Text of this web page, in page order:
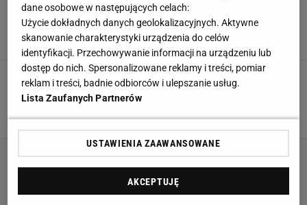
Zaginiony w Tokio sztangista został
odnaleziony. Wpadł na dworcu kolejowym
Cezary Kawecki,20 LIPCA 2021, 16:47
Koszykówka 3x3. Reprezentacja Polski zaczyna
walkę o awans na igrzyska. Gdzie i kiedy
oglądać mecze?
Cezary Kawecki,26 MAJA 2021, 13:40
dane osobowe w następujących celach:
Użycie dokładnych danych geolokalizacyjnych. Aktywne
skanowanie charakterystyki urządzenia do celów
identyfikacji. Przechowywanie informacji na urządzeniu lub
dostęp do nich. Spersonalizowane reklamy i treści, pomiar
reklam i treści, badnie odbiorców i ulepszanie usług.
Lista Zaufanych Partnerów
USTAWIENIA ZAAWANSOWANE
AKCEPTUJĘ